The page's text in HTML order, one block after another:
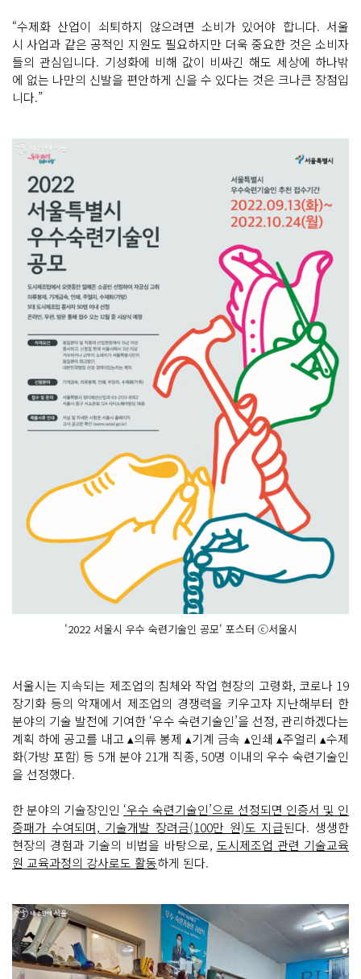
“수제화 산업이 쇠퇴하지 않으려면 소비가 있어야 합니다. 서울
시 사업과 같은 공적인 지원도 필요하지만 더욱 중요한 것은 소비자
들의 관심입니다. 기성화에 비해 값이 비싸긴 해도 세상에 하나밖
에 없는 나만의 신발을 편안하게 신을 수 있다는 것은 크나큰 장점입
니다.”
'2022 서울시 우수 숙련기술인 공모' 포스터 ⓒ서울시
서울시는 지속되는 제조업의 침체와 작업 현장의 고령화, 코로나 19
장기화 등의 악재에서 제조업의 경쟁력을 키우고자 지난해부터 한
분야의 기술 발전에 기여한 ‘우수 숙련기술인’을 선정, 관리하겠다는
계획 하에 공고를 내고 ▴의류 봉제 ▴기계 금속 ▴인쇄 ▴주얼리 ▴수제
화(가방 포함) 등 5개 분야 21개 직종, 50명 이내의 우수 숙련기술인
을 선정했다.
한 분야의 기술장인인 ‘우수 숙련기술인’으로 선정되면 인증서 및 인
증패가 수여되며, 기술개발 장려금(100만 원)도 지급된다. 생생한
현장의 경험과 기술의 비법을 바탕으로, 도시제조업 관련 기술교육
원 교육과정의 강사로도 활동하게 된다.